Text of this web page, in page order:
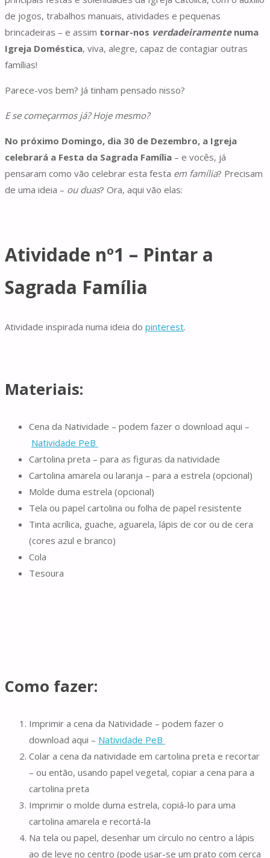
de jogos, trabalhos manuais, atividades e pequenas
brincadeiras – e assim tornar-nos verdadeiramentenuma
Igreja Doméstica, viva, alegre, capaz de contagiar outras
famílias!
Parece-vos bem? Já tinham pensado nisso?
E se começarmos já? Hoje mesmo?
No próximo Domingo, dia 30 de Dezembro, a Igreja
celebrará a Festa da Sagrada Família – e vocês, já
pensaram como vão celebrar esta festa em família? Precisam
de uma ideia – ou duas? Ora, aqui vão elas:
Atividade nº1 – Pintar a
Sagrada Família
Atividade inspirada numa ideia do pinterest.
Materiais:
Cena da Natividade – podem fazer o download aqui –
Natividade PeB
Cartolina preta – para as figuras da natividade
Cartolina amarela ou laranja – para a estrela (opcional)
Molde duma estrela (opcional)
Tela ou papel cartolina ou folha de papel resistente
Tinta acrílica, guache, aguarela, lápis de cor ou de cera
(cores azul e branco)
Cola
Tesoura
Como fazer:
Imprimir a cena da Natividade – podem fazer o
download aqui – Natividade PeB
Colar a cena da natividade em cartolina preta e recortar
– ou então, usando papel vegetal, copiar a cena para a
cartolina preta
Imprimir o molde duma estrela, copiá-lo para uma
cartolina amarela e recortá-la
Na tela ou papel, desenhar um círculo no centro a lápis
ao de leve no centro (pode usar-se um prato com cerca